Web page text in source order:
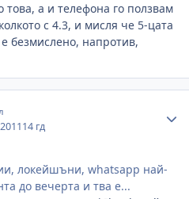
това, а и телефона го ползвам
с 4.3, и мисля че 5-цата
безмислено, напротив,
14 гд
локейшъни, whatsapp най-
до вечерта и тва е...